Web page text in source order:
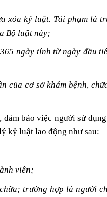
xóa kỷ luật. Tái phạm là
Bộ luật này;
ngày tính từ ngày đầu
của cơ sở khám bệnh,
bảo việc người sử
kỷ luật lao động như sau:
viên;
trường hợp là người